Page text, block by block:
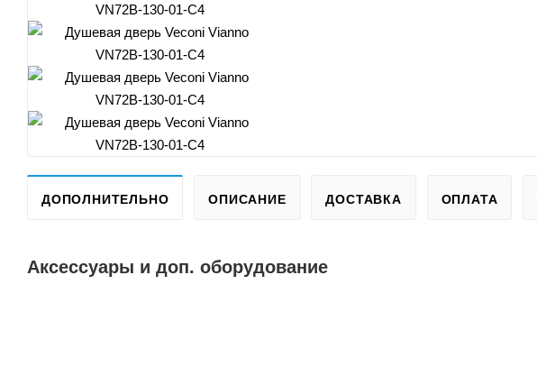
ДОПОЛНИТЕЛЬНО ОПИСАНИЕ ДОСТАВКА ОПЛАТА
Аксессуары и доп. оборудование